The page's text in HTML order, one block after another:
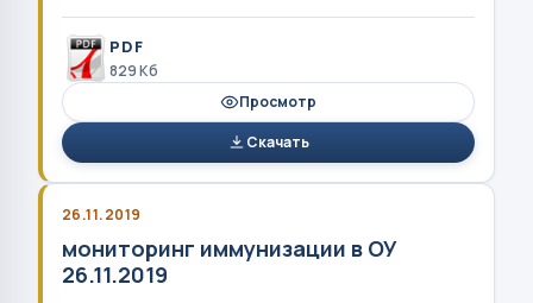
PDF
829 Кб
Просмотр
Скачать
26.11.2019
мониторинг иммунизации в ОУ
26.11.2019